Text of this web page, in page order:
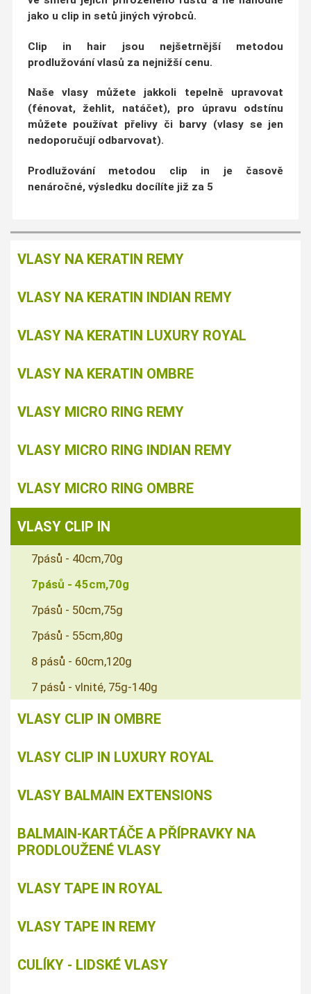
jako u clip in setů jiných výrobců.
Clip in hair jsou nejšetrnější metodou
prodlužování vlasů za nejnižší cenu.
Naše vlasy můžete jakkoli tepelně upravovat
(fénovat, žehlit, natáčet), pro úpravu odstínu
můžete používat přelivy či barvy (vlasy se jen
nedoporučují odbarvovat).
Prodlužování metodou clip in je časově
nenáročné, výsledku docílíte již za 5
VLASY NA KERATIN REMY
VLASY NA KERATIN INDIAN REMY
VLASY NA KERATIN LUXURY ROYAL
VLASY NA KERATIN OMBRE
VLASY MICRO RING REMY
VLASY MICRO RING INDIAN REMY
VLASY MICRO RING OMBRE
VLASY CLIP IN
7pásů - 40cm,70g
7pásů - 45cm,70g
7pásů - 50cm,75g
7pásů - 55cm,80g
8 pásů - 60cm,120g
7 pásů - vlnité, 75g-140g
VLASY CLIP IN OMBRE
VLASY CLIP IN LUXURY ROYAL
VLASY BALMAIN EXTENSIONS
BALMAIN-KARTÁČE A PŘÍPRAVKY NA
PRODLOUŽENÉ VLASY
VLASY TAPE IN ROYAL
VLASY TAPE IN REMY
CULÍKY - LIDSKÉ VLASY